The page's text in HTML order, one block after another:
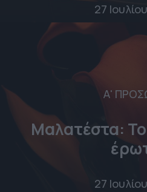
27
Α'
Μαλατέστα:
27